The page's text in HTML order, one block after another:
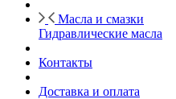
Масла и смазки
Гидравлические масла
Контакты
Доставка и оплата